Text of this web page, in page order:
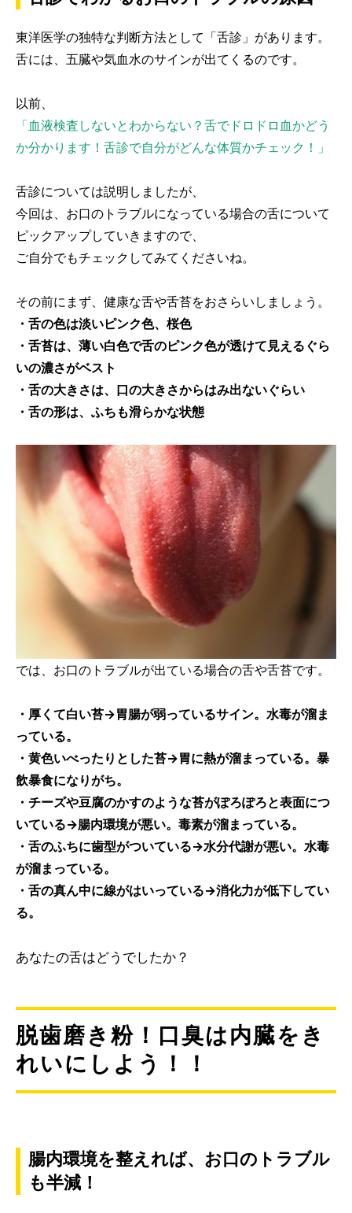
東洋医学の独特な判断方法として「舌診」があります。
舌には、五臓や気血水のサインが出てくるのです。
以前、
「血液検査しないとわからない？舌でドロドロ血かどう
か分かります！舌診で自分がどんな体質かチェック！」
舌診については説明しましたが、
今回は、お口のトラブルになっている場合の舌について
ピックアップしていきますので、
ご自分でもチェックしてみてくださいね。
その前にまず、健康な舌や舌苔をおさらいしましょう。
・舌の色は淡いピンク色、桜色
・舌苔は、薄い白色で舌のピンク色が透けて見えるぐら
いの濃さがベスト
・舌の大きさは、口の大きさからはみ出ないぐらい
・舌の形は、ふちも滑らかな状態
では、お口のトラブルが出ている場合の舌や舌苔です。
・厚くて白い苔→胃腸が弱っているサイン。水毒が溜ま
っている。
・黄色いべったりとした苔→胃に熱が溜まっている。暴
飲暴食になりがち。
・チーズや豆腐のかすのような苔がぽろぽろと表面につ
いている→腸内環境が悪い。毒素が溜まっている。
・舌のふちに歯型がついている→水分代謝が悪い。水毒
が溜まっている。
・舌の真ん中に線がはいっている→消化力が低下してい
る。
あなたの舌はどうでしたか？
脱歯磨き粉！口臭は内臓をき
れいにしよう！！
腸内環境を整えれば、お口のトラブル
も半減！